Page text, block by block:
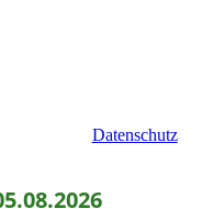
Datenschutz